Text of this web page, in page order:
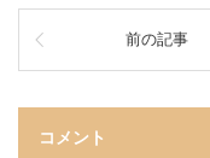
前の記事
コメント